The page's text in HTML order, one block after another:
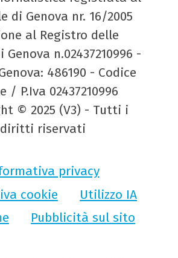
di Genova nr. 16/2005
al Registro delle
Genova n.02437210996 -
486190 - Codice
/ P.Iva 02437210996
© 2025 (V3) - Tutti i
diritti riservati
privacy
cookie
Utilizzo IA
Pubblicità sul sito